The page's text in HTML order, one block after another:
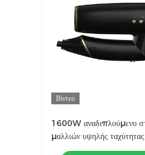
Βίντεο
1600W αναδιπλούμενο
μαλλιών υψηλής
έλεγχο θερμοκρασίας NTC